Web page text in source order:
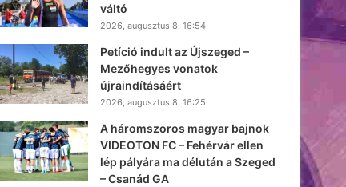
váltó
2026, augusztus 8. 16:54
Petíció indult az Újszeged –
Mezőhegyes vonatok
újraindításáért
2026, augusztus 8. 16:25
A háromszoros magyar bajnok
VIDEOTON FC – Fehérvár ellen
lép pályára ma délután a Szeged
– Csanád GA